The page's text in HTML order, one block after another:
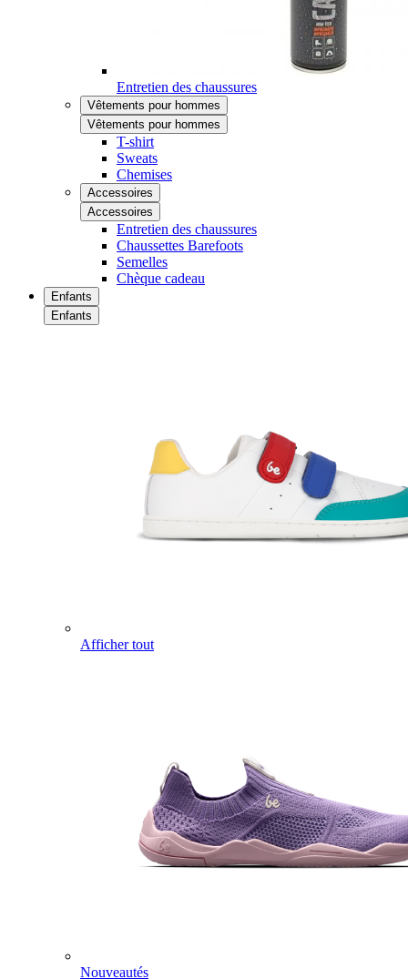
Entretien des chaussures
Vêtements pour hommes
Vêtements pour hommes
T-shirt
Sweats
Chemises
Accessoires
Accessoires
Entretien des chaussures
Chaussettes Barefoots
Semelles
Chèque cadeau
Enfants
Enfants
Afficher tout
Nouveautés